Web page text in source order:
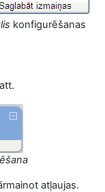
konfigurēšanas
atļaujas.